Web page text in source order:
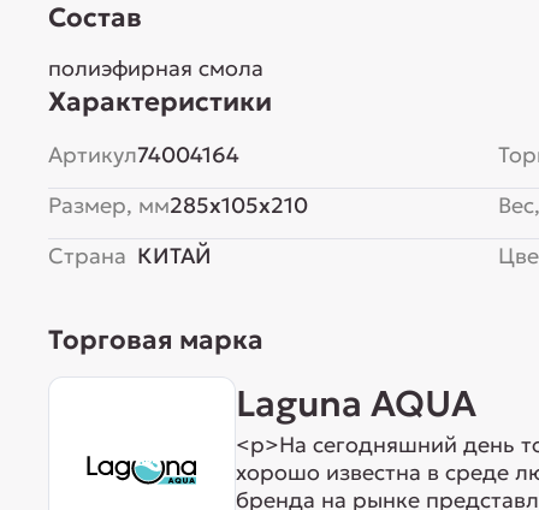
Состав
полиэфирная смола
Характеристики
Артикул74004164
Размер, мм285x105x210
Страна КИТАЙ
Торговая марка
Laguna AQUA
<p>На сегодняшний день
хорошо известна в среде
бренда на рынке